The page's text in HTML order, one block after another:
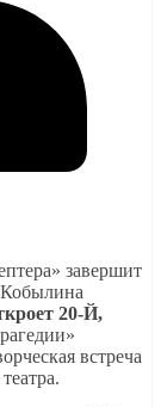
завершит
20-Й,
встреча